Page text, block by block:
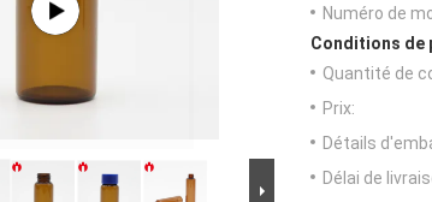
Numéro de
Conditions de
Quantité de
Prix:
Détails
Délai de